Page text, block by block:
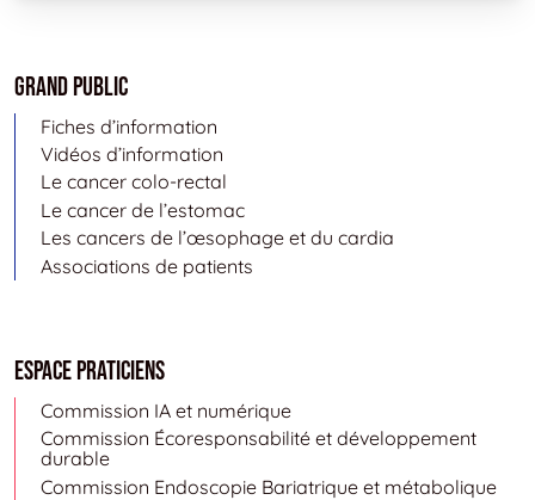
Grand public
Fiches d’information
Vidéos d’information
Le cancer colo-rectal
Le cancer de l’estomac
Les cancers de l’œsophage et du cardia
Associations de patients
Espace Praticiens
Commission IA et numérique
Commission Écoresponsabilité et développement
durable
Commission Endoscopie Bariatrique et métabolique